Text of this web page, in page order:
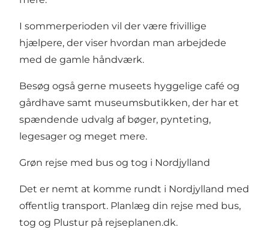
I sommerperioden vil der være frivillige
hjælpere, der viser hvordan man arbejdede
med de gamle håndværk.
Besøg også gerne museets hyggelige café og
gårdhave samt museumsbutikken, der har et
spændende udvalg af bøger, pynteting,
legesager og meget mere.
Grøn rejse med bus og tog i Nordjylland
Det er nemt at komme rundt i Nordjylland med
offentlig transport. Planlæg din rejse med bus,
tog og Plustur på rejseplanen.dk.